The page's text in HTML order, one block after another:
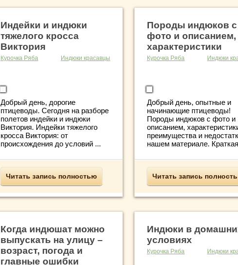
Индейки и индюки
тяжелого кросса
Виктория
Курочка Ряба Индюки красавцы
Добрый день, дорогие
птицеводы. Сегодня на разборе
полетов индейки и индюки
Виктория. Индейки тяжелого
кросса Виктория: от
происхождения до условий ...
Читать запись полностью
Породы индюков с
фото и описанием,
характеристики
Курочка Ряба Индюки
Добрый день, опытные и
начинающие птицеводы!
Породы индюков с фото и
описанием,
преимущества и
нашем материале.
Читать запись
Когда индюшат можно
выпускать на улицу –
возраст, погода и
главные ошибки
Индюки в
условиях
Курочка Ряба Индюки